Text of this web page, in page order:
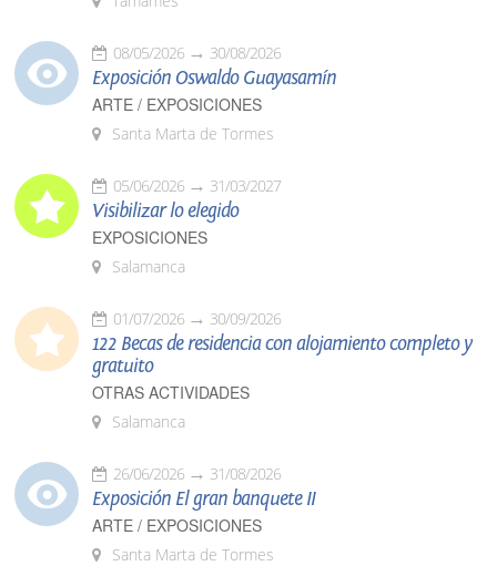
08/05/2026 30/08/2026
Exposición Oswaldo Guayasamín
ARTE / EXPOSICIONES
Santa Marta de Tormes
05/06/2026 31/03/2027
Visibilizar lo elegido
EXPOSICIONES
Salamanca
01/07/2026 30/09/2026
122 Becas de residencia con alojamiento completo y
gratuito
OTRAS ACTIVIDADES
Salamanca
26/06/2026 31/08/2026
Exposición El gran banquete II
ARTE / EXPOSICIONES
Santa Marta de Tormes